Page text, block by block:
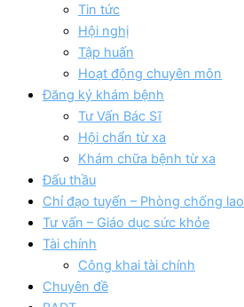
Tin tức
Hội nghị
Tập huấn
Hoạt động chuyên môn
Đăng ký khám bệnh
Tư Vấn Bác Sĩ
Hội chẩn từ xa
Khám chữa bệnh từ xa
Đấu thầu
Chỉ đạo tuyến – Phòng chống lao
Tư vấn – Giáo dục sức khỏe
Tài chính
Công khai tài chính
Chuyên đề